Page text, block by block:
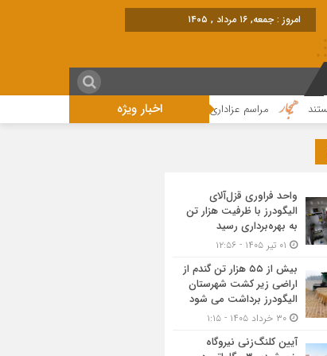
امروز : جمعه, ۱۶ مرداد , ۱۴۰۵
اخبار ویژه
مراسم عزاداری واقامه نماز در روز عاشورای حسینی در الیگودرز برگزار
واحد فراوری قزل‌آلای
الیگودرز با ظرفیت هزار تن
به بهره‌برداری رسید
بیش از ۵۵ هزار تن گندم از
اراضی زیر کشت شهرستان
الیگودرز برداشت می شود
آیین کلنگ‌زنی نیروگاه